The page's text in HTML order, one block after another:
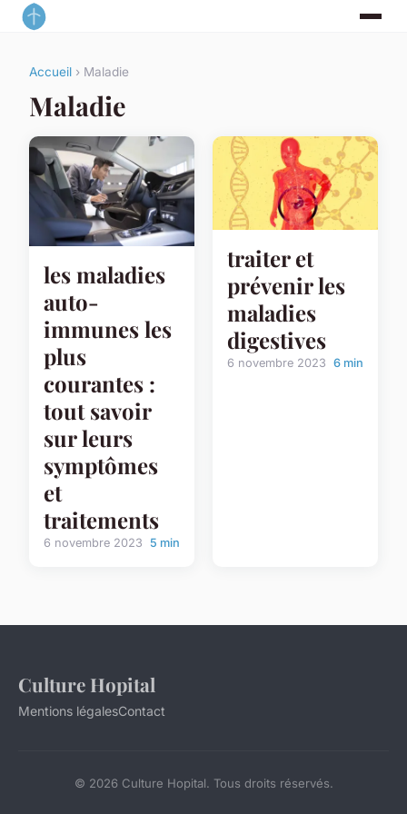
Accueil › Maladie
Maladie
les maladies
auto-
immunes les
plus
courantes :
tout savoir
sur leurs
symptômes
et
traitements
6 novembre 2023 5 min
traiter et
prévenir les
maladies
digestives
6 novembre 2023 6 min
Culture Hopital
Mentions légalesContact
© 2026 Culture Hopital. Tous droits réservés.